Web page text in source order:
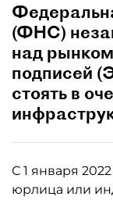
(ФНС)
над
подписей
стоять в
С 1 января
юрлица или